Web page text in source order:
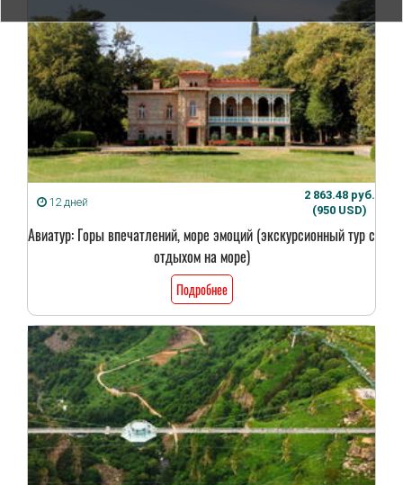
12 дней
2 863.48 руб.
(950 USD)
Авиатур: Горы впечатлений, море эмоций (экскурсионный тур с
отдыхом на море)
Подробнее